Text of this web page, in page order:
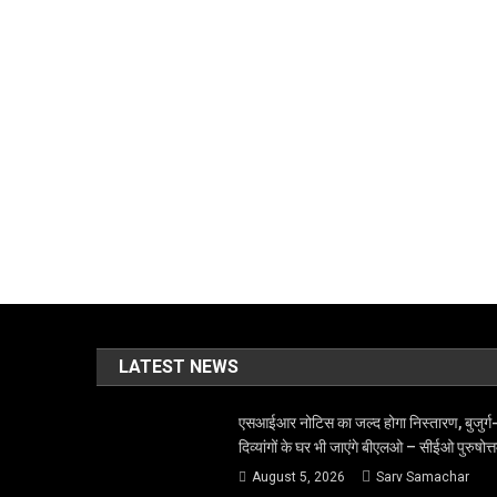
LATEST NEWS
एसआईआर नोटिस का जल्द होगा निस्तारण, बुजुर्ग-
दिव्यांगों के घर भी जाएंगे बीएलओ – सीईओ
August 5, 2026 Sarv Samachar